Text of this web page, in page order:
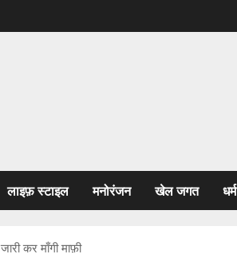
लाइफ़ स्टाइल मनोरंजन खेल जगत धर्म
कर माँगी माफ़ी